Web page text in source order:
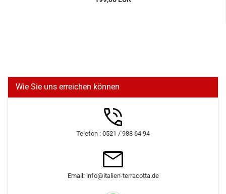
Wie Sie uns erreichen können
Telefon : 0521 / 988 64 94
Email: info@italien-terracotta.de